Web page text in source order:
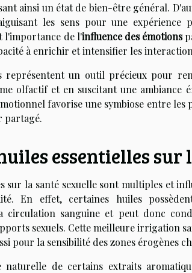
ainsi un état de bien-être général.
les sens pour une expérience
l'importance de l'influence des émotions
à enrichir et intensifier les
représentent un outil précieux pour
olfactif et en suscitant une ambiance
favorise une symbiose entre les
partagé.
essentielles sur
sur la santé sexuelle sont multiples et
En effet, certaines huiles
circulation sanguine et peut donc
sexuels. Cette meilleure irrigation
pour la sensibilité des zones érogènes
naturelle de certains extraits